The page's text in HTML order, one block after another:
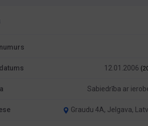
12.01.2006
Sabiedrība ar
Graudu 4A, Jelgava,